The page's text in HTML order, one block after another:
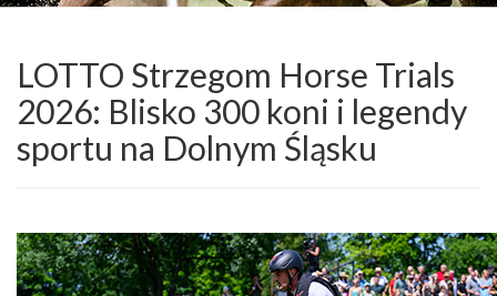
LOTTO Strzegom Horse Trials
2026: Blisko 300 koni i legendy
sportu na Dolnym Śląsku